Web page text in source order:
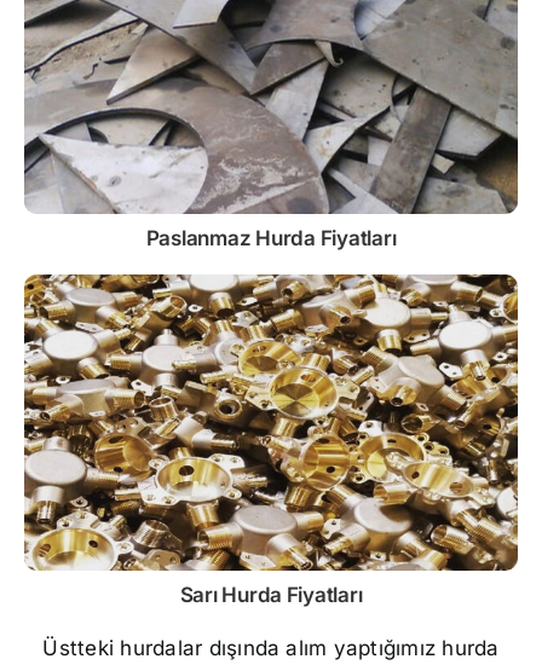
Paslanmaz Hurda Fiyatları
Sarı Hurda Fiyatları
Üstteki hurdalar dışında alım yaptığımız hurda